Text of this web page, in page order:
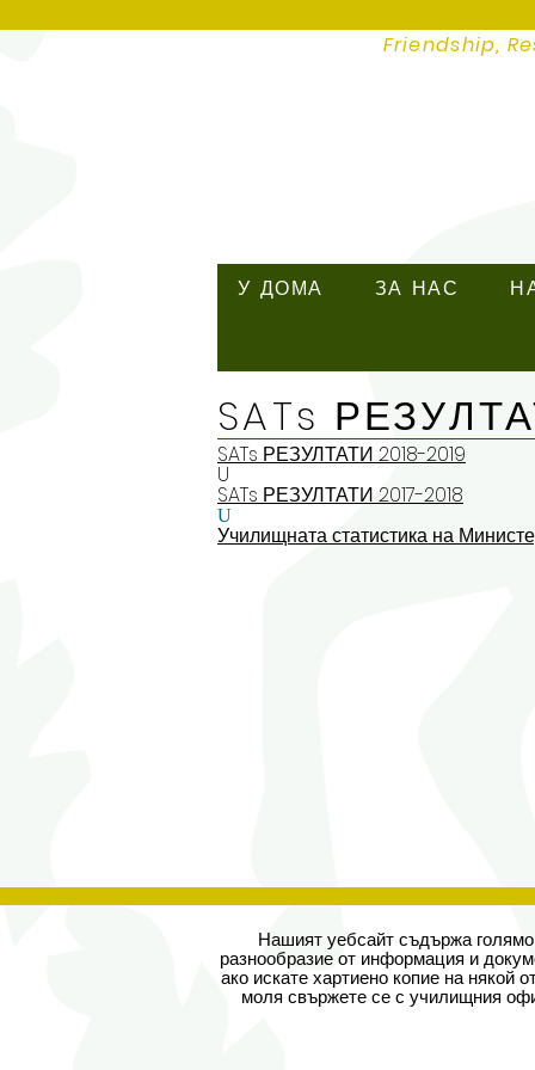
Friendship,
У ДОМА ЗА НАС
SATs
SATs РЕЗУЛТАТИ 2018-2019
U
SATs РЕЗУЛТАТИ 2017-2018
U
Училищната статистика на
Нашият уебсайт съдържа голямо
разнообразие от информация и
ако искате хартиено копие на някой
моля свържете се с училищния